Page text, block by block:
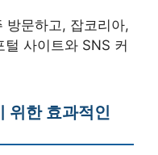
방문하고, 잡코리아,
사이트와 SNS 커
위한 효과적인